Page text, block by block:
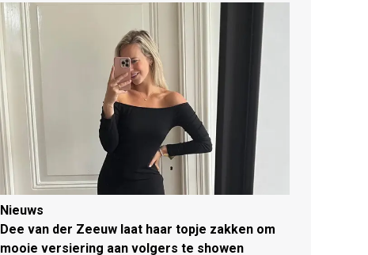
Nieuws
Dee van der Zeeuw laat haar topje zakken om
mooie versiering aan volgers te showen